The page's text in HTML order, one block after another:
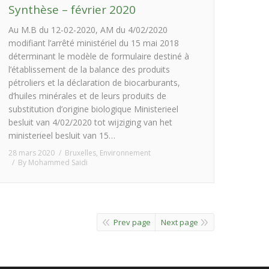
Synthèse – février 2020
Au M.B du 12-02-2020, AM du 4/02/2020
modifiant l’arrêté ministériel du 15 mai 2018
déterminant le modèle de formulaire destiné à
l’établissement de la balance des produits
pétroliers et la déclaration de biocarburants,
d’huiles minérales et de leurs produits de
substitution d’origine biologique Ministerieel
besluit van 4/02/2020 tot wijziging van het
ministerieel besluit van 15…
28 mars 2020 Bruxelles, Environnement
By Mohammed Saidi
Prev page Next page